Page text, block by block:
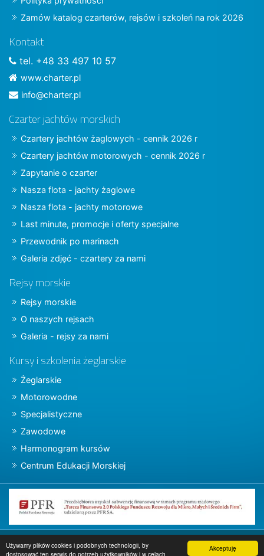
Akceptuję
Używamy plików cookies i podobnych technologii, by
dostosować ten serwis do potrzeb użytkowników i w celach
Zamów katalog czarterów, rejsów i szkoleń na rok 2026
Kontakt
tel. +48 33 497 10 57
www.charter.pl
info@charter.pl
Czarter jachtów morskich
Czartery jachtów żaglowych - cennik 2026 r
Czartery jachtów motorowych - cennik 2026 r
Zapytanie o czarter
Nasza flota - jachty żaglowe
Nasza flota - jachty motorowe
Last minute, promocje i oferty specjalne
Przewodnik po marinach
Galeria zdjęć - czartery za nami
Rejsy morskie
Rejsy morskie
O naszych rejsach
Galeria - rejsy za nami
Kursy i szkolenia żeglarskie
Żeglarskie
Motorowodne
Specjalistyczne
Zawodowe
Harmonogram kursów
Centrum Edukacji Morskiej
Copyright © 2015 charter.pl